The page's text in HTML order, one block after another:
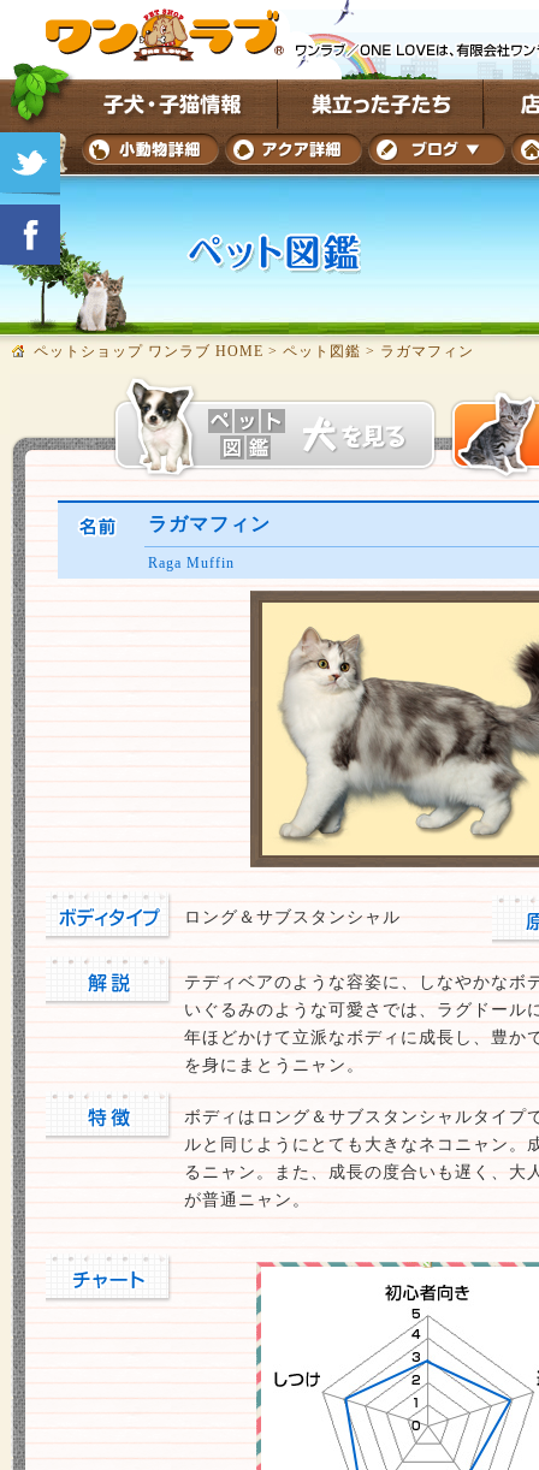
ペットショップ ワンラブ HOME > ペット図鑑 > ラガマフィン
ラガマフィン
Raga Muffin
ロング＆サブスタンシャル
テディベアのような容姿に、しなやかなボ
いぐるみのような可愛さでは、ラグドール
年ほどかけて立派なボディに成長し、豊か
を身にまとうニャン。
ボディはロング＆サブスタンシャルタイプ
ルと同じようにとても大きなネコニャン。
るニャン。また、成長の度合いも遅く、大
が普通ニャン。